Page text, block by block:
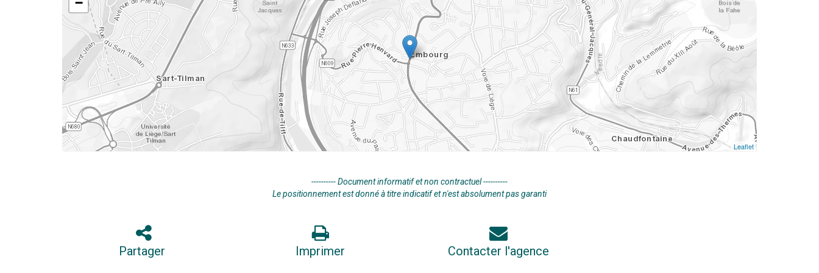
Leaflet
---------- Document informatif et non contractuel ----------
Le positionnement est donné à titre indicatif et n'est absolument pas garanti
Partager Imprimer Contacter l'agence